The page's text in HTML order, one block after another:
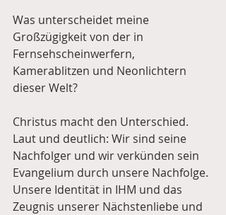
Was unterscheidet meine
Großzügigkeit von der in
Fernsehscheinwerfern,
Kamerablitzen und Neonlichtern
dieser Welt?
Christus macht den Unterschied.
Laut und deutlich: Wir sind seine
Nachfolger und wir verkünden sein
Evangelium durch unsere Nachfolge.
Unsere Identität in IHM und das
Zeugnis unserer Nächstenliebe und